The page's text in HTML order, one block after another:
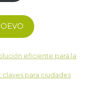
eficiente para la
claves para ciudades